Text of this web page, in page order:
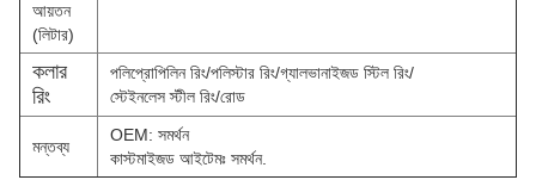
আয়তন
(লিটার)
কলার
রিং
পলিপ্রোপিলিন রিং/পলিস্টার রিং/গ্যালভানাইজড স্টিল রিং/
স্টেইনলেস স্টীল রিং/রোড
মন্তব্য
OEM: সমর্থন
কাস্টমাইজড আইটেমঃ সমর্থন.